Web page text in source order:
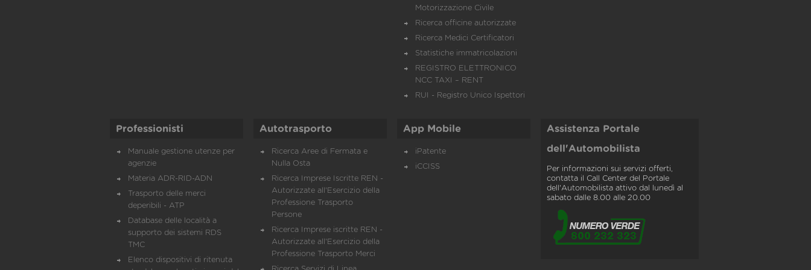
Motorizzazione Civile
Ricerca officine autorizzate
Ricerca Medici Certificatori
Statistiche immatricolazioni
REGISTRO ELETTRONICO
NCC TAXI – RENT
RUI - Registro Unico Ispettori
Professionisti
Manuale gestione utenze per
agenzie
Materia ADR-RID-ADN
Trasporto delle merci
deperibili - ATP
Database delle località a
supporto dei sistemi RDS
TMC
Elenco dispositivi di ritenuta
Autotrasporto
Ricerca Aree di Fermata e
Nulla Osta
Ricerca Imprese Iscritte REN -
Autorizzate all'Esercizio della
Professione Trasporto
Persone
Ricerca Imprese iscritte REN -
Autorizzate all'Esercizio della
Professione Trasporto Merci
App Mobile
iPatente
iCCISS
Assistenza Portale
dell'Automobilista
Per informazioni sui servizi offerti,
contatta il Call Center del Portale
dell'Automobilista attivo dal lunedì al
sabato dalle 8.00 alle 20.00